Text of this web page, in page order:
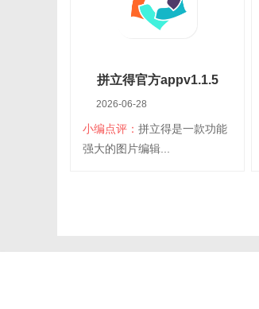
查看详情
扫码立即下载
拼立得官方appv1.1.5
2026-06-28
小编点评： 拼立得是一款功能
强大的图片编辑...